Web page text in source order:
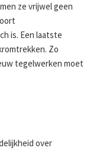
ze vrijwel geen
is. Een laatste
Zo
tegelwerken moet
over